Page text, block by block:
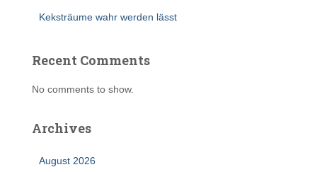
Keksträume wahr werden lässt
Recent Comments
No comments to show.
Archives
August 2026